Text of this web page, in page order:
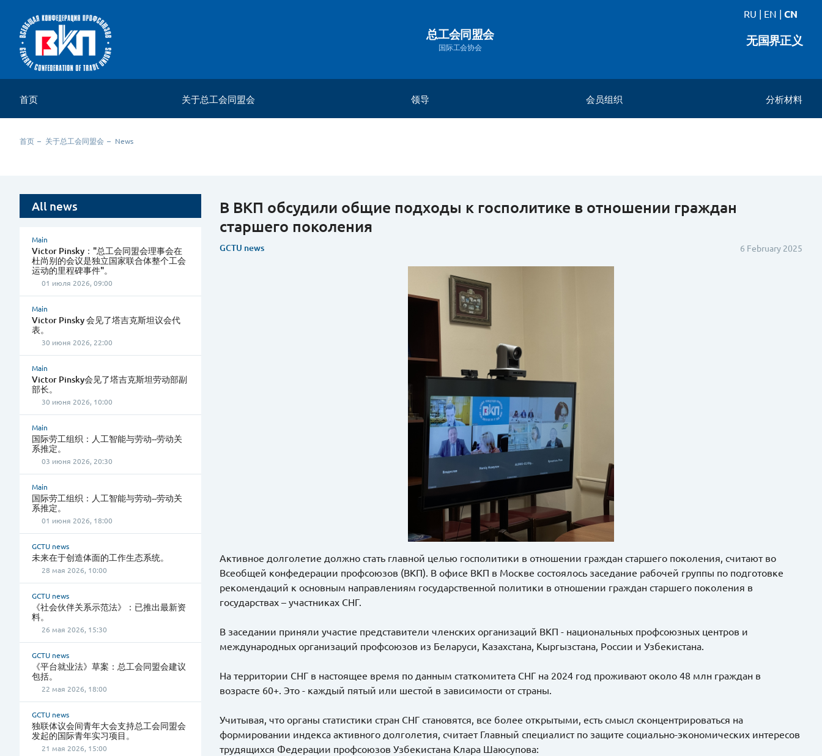
总工会同盟会
国际工会协会 无国界正义
RU | EN | CN
首页 关于总工会同盟会 领导 会员组织 分析材料
首页 关于总工会同盟会 News
All news
Main
Victor Pinsky："总工会同盟会理事会在
杜尚别的会议是独立国家联合体整个工会
运动的里程碑事件"。
01 июля 2026, 09:00
Main
Victor Pinsky 会见了塔吉克斯坦议会代
表。
30 июня 2026, 22:00
Main
Victor Pinsky会见了塔吉克斯坦劳动部副
部长。
30 июня 2026, 10:00
Main
国际劳工组织：人工智能与劳动--劳动关
系推定。
03 июня 2026, 20:30
Main
国际劳工组织：人工智能与劳动--劳动关
系推定。
01 июня 2026, 18:00
GCTU news
未来在于创造体面的工作生态系统。
28 мая 2026, 10:00
GCTU news
《社会伙伴关系示范法》：已推出最新资
料。
26 мая 2026, 15:30
GCTU news
《平台就业法》草案：总工会同盟会建议
包括。
22 мая 2026, 18:00
GCTU news
独联体议会间青年大会支持总工会同盟会
发起的国际青年实习项目。
21 мая 2026, 15:00
В ВКП обсудили общие подходы к госполитике в отношении граждан
старшего поколения
GCTU news 6 February 2025
Активное долголетие должно стать главной целью госполитики в отношении граждан старшего поколения, считают во
Всеобщей конфедерации профсоюзов (ВКП). В офисе ВКП в Москве состоялось заседание рабочей группы по подготовке
рекомендаций к основным направлениям государственной политики в отношении граждан старшего поколения в
государствах – участниках СНГ.
В заседании приняли участие представители членских организаций ВКП - национальных профсоюзных центров и
международных организаций профсоюзов из Беларуси, Казахстана, Кыргызстана, России и Узбекистана.
На территории СНГ в настоящее время по данным статкомитета СНГ на 2024 год проживают около 48 млн граждан в
возрасте 60+. Это - каждый пятый или шестой в зависимости от страны.
Учитывая, что органы статистики стран СНГ становятся, все более открытыми, есть смысл сконцентрироваться на
формировании индекса активного долголетия, считает Главный специалист по защите социально-экономических интересов
трудящихся Федерации профсоюзов Узбекистана Клара Шаюсупова: